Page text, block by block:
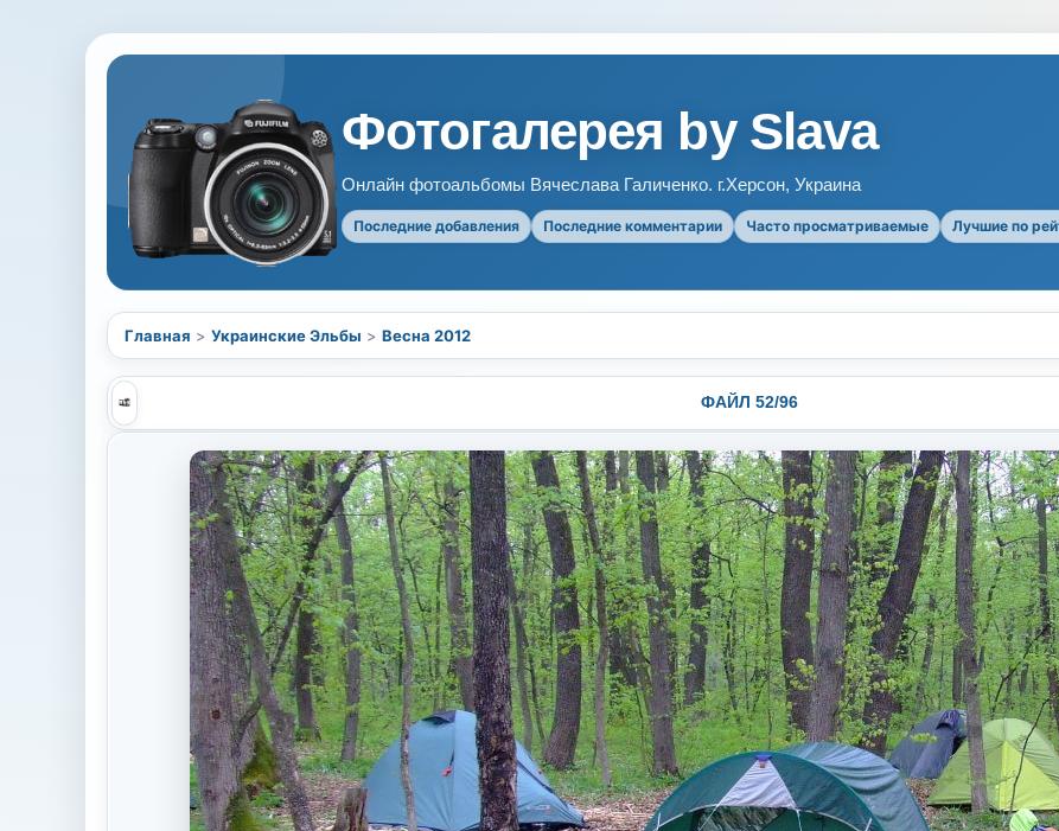
Фотогалерея by Slava
Онлайн фотоальбомы Вячеслава Галиченко. г.Херсон, Украина
Последние добавления Последние комментарии Часто просматриваемые Лучшие по
Главная > Украинские Эльбы > Весна 2012
ФАЙЛ 52/96